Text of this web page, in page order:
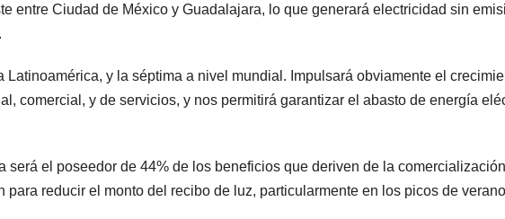
entre Ciudad de México y Guadalajara, lo que generará electricidad sin
Latinoamérica, y la séptima a nivel mundial. Impulsará obviamente el
comercial, y de servicios, y nos permitirá garantizar el abasto de energía
será el poseedor de 44% de los beneficios que deriven de la
para reducir el monto del recibo de luz, particularmente en los picos de